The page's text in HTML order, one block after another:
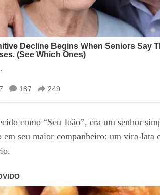
como “Seu João”, era um senhor
em seu maior companheiro: um vira-lata